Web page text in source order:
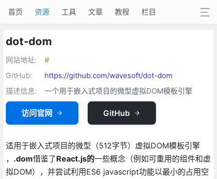
首页 资源 工具 文章 教程 栏目
dot-dom
网站地址:
#
GitHub:
https://github.com/wavesoft/dot-dom
描述信息:
一个用于嵌入式项目的微型虚拟DOM模板引擎
访问官网 GitHub
适用于嵌入式项目的微型（512字节）虚拟DOM模板引擎
， .dom借鉴了React.js的一些概念（例如可重用的组件和虚
拟DOM），并尝试利用ES6 javascript功能以最小的占用空